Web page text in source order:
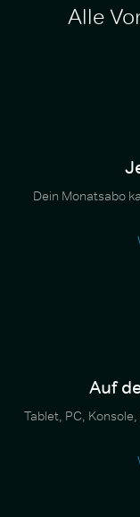
Alle
Dein Monatsabo
Auf
Tablet, PC,